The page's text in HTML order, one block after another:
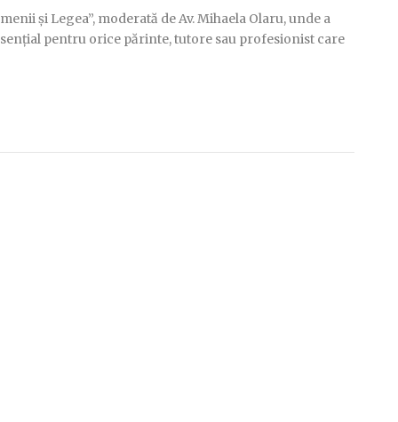
și Legea”, moderată de Av. Mihaela Olaru, unde a
pentru orice părinte, tutore sau profesionist care